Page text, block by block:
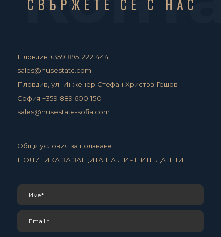
СВЪРЖЕТЕ СЕ С НАС
Пловдив +359 895 222 444
sales@husestate.com
Пловдив, ул. Инженер Стефан Христов Гешов
София +359 889 600 150
sales@husestate-sofia.com
Общи условия за ползване
ПОЛИТИКА ЗА ЗАЩИТА НА ЛИЧНИТЕ ДАННИ